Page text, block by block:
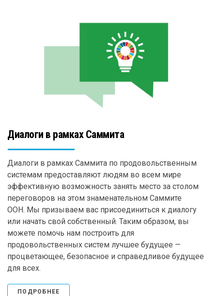
Диалоги в рамках Саммита
Диалоги в рамках Саммита по продовольственным
системам предоставляют людям во всем мире
эффективную возможность занять место за столом
переговоров на этом знаменательном Саммите
ООН. Мы призываем вас присоединиться к диалогу
или начать свой собственный. Таким образом, вы
можете помочь нам построить для
продовольственных систем лучшее будущее —
процветающее, безопасное и справедливое будущее
для всех.
ПОДРОБНЕЕ